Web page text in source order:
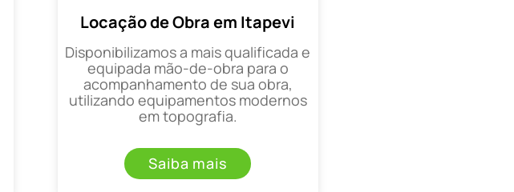
Locação de Obra em Itapevi
Disponibilizamos a mais qualificada e
equipada mão-de-obra para o
acompanhamento de sua obra,
utilizando equipamentos modernos
em topografia.
Saiba mais